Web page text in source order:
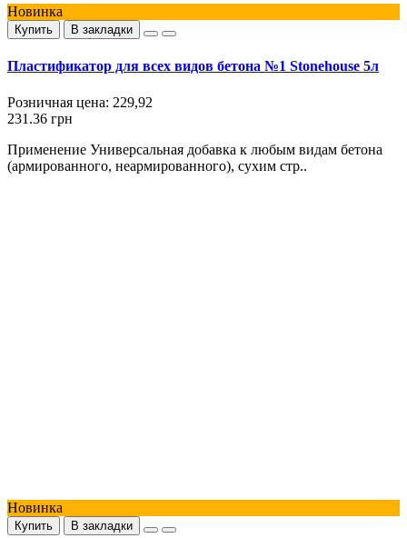
Новинка
Купить В закладки
Пластификатор для всех видов бетона №1 Stonehouse 5л
Розничная цена: 229,92
231.36 грн
Применение Универсальная добавка к любым видам бетона
(армированного, неармированного), сухим стр..
Новинка
Купить В закладки